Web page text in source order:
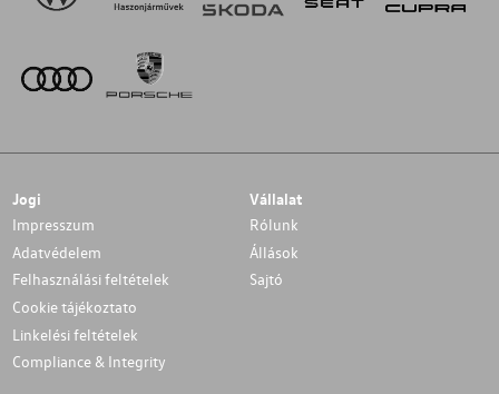
Jogi
Impresszum
Adatvédelem
Felhasználási feltételek
Cookie tájékoztato
Linkelési feltételek
Compliance & Integrity
Vállalat
Rólunk
Állások
Sajtó